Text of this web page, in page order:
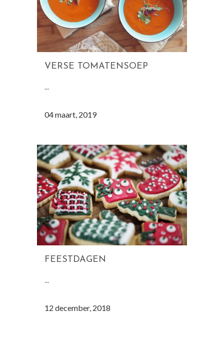
VERSE TOMATENSOEP
04 maart, 2019
FEESTDAGEN
12 december, 2018